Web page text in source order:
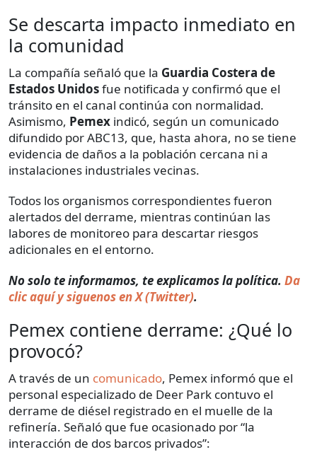
Se descarta impacto inmediato en
la comunidad
La compañía señaló que la Guardia Costera de
Estados Unidosfue notificada y confirmó que el
tránsito en el canal continúa con normalidad.
Asimismo, Pemex indicó, según un comunicado
difundido por ABC13, que, hasta ahora, no se tiene
evidencia de daños a la población cercana ni a
instalaciones industriales vecinas.
Todos los organismos correspondientes fueron
alertados del derrame, mientras continúan las
labores de monitoreo para descartar riesgos
adicionales en el entorno.
No solo te informamos, te explicamos la política. Da
clic aquí y siguenos en X (Twitter).
Pemex contiene derrame: ¿Qué lo
provocó?
A través de un comunicado, Pemex informó que el
personal especializado de Deer Park contuvo el
derrame de diésel registrado en el muelle de la
refinería. Señaló que fue ocasionado por “la
interacción de dos barcos privados”: